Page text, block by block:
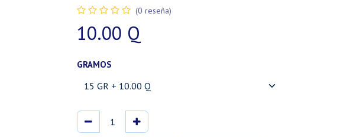
(0 reseña)
10.00 Q
GRAMOS